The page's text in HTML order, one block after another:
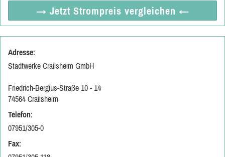
→ Jetzt Strompreis vergleichen ←
Adresse:
Stadtwerke Crailsheim GmbH
Friedrich-Bergius-Straße 10 - 14
74564 Crailsheim
Telefon:
07951/305-0
Fax: